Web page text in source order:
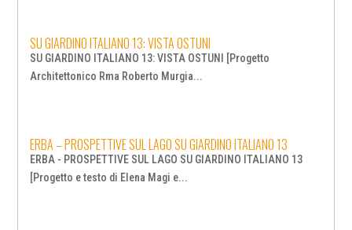
SU GIARDINO ITALIANO 13: VISTA OSTUNI
SU GIARDINO ITALIANO 13: VISTA OSTUNI [Progetto
Architettonico Rma Roberto Murgia...
ERBA – PROSPETTIVE SUL LAGO SU GIARDINO ITALIANO 13
ERBA - PROSPETTIVE SUL LAGO SU GIARDINO ITALIANO 13
[Progetto e testo di Elena Magi e...